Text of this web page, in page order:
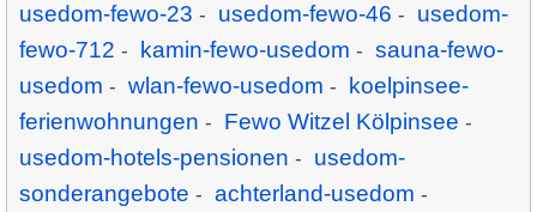
usedom-fewo-23 - usedom-fewo-46 - usedom-
fewo-712 - kamin-fewo-usedom - sauna-fewo-
usedom - wlan-fewo-usedom -
koelpinsee-
ferienwohnungen - Fewo Witzel Kölpinsee -
usedom-hotels-pensionen - usedom-
sonderangebote - achterland-usedom -